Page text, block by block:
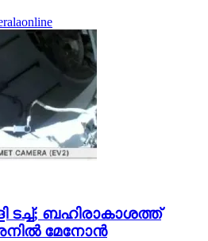
ടച്ച്; ബഹിരാകാശത്ത്
മേനോന്‍